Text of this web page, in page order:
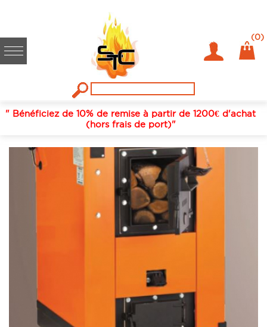
(0)
" Bénéficiez de 10% de remise à partir de 1200€ d'achat
(hors frais de port)"
Chaudières bois
32 ACIER MORVAN BUCHES DE 5O CM